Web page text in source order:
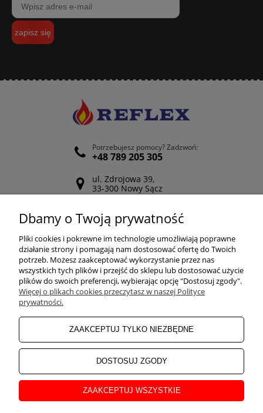
zapisz się
Potrzebujesz pomocy? Zadzwoń:
+48 789 205 305
ul. Zdrojowa 39,
33-300 Nowy Sącz
Odwiedź nasz Facebook
POMOC
ZAKUPY
MOJE KONTO
INFORMACJE
O NAS
Dbamy o Twoją prywatność
Pliki cookies i pokrewne im technologie umożliwiają poprawne
działanie strony i pomagają nam dostosować ofertę do Twoich
potrzeb. Możesz zaakceptować wykorzystanie przez nas
wszystkich tych plików i przejść do sklepu lub dostosować użycie
plików do swoich preferencji, wybierając opcję "Dostosuj zgody".
Więcej o plikach cookies przeczytasz w naszej Polityce
prywatności.
ZAAKCEPTUJ TYLKO NIEZBĘDNE
DOSTOSUJ ZGODY
ZAAKCEPTUJ WSZYSTKIE